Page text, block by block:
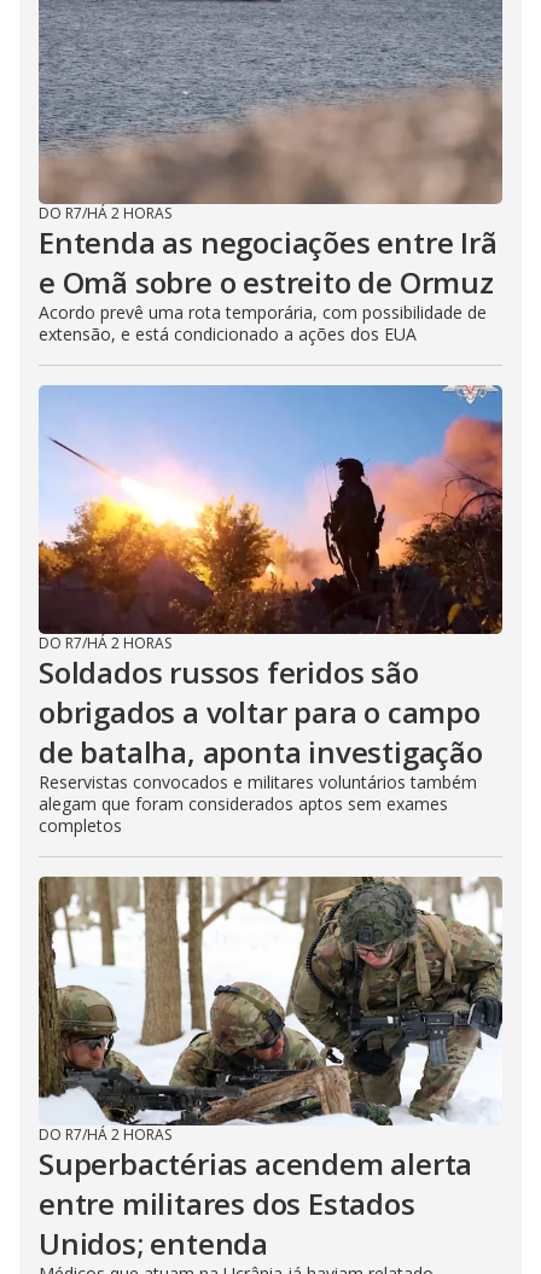
DO R7/HÁ 2 HORAS
Entenda as negociações entre Irã
e Omã sobre o estreito de Ormuz
Acordo prevê uma rota temporária, com possibilidade de
extensão, e está condicionado a ações dos EUA
DO R7/HÁ 2 HORAS
Soldados russos feridos são
obrigados a voltar para o campo
de batalha, aponta investigação
Reservistas convocados e militares voluntários também
alegam que foram considerados aptos sem exames
completos
DO R7/HÁ 2 HORAS
Superbactérias acendem alerta
entre militares dos Estados
Unidos; entenda